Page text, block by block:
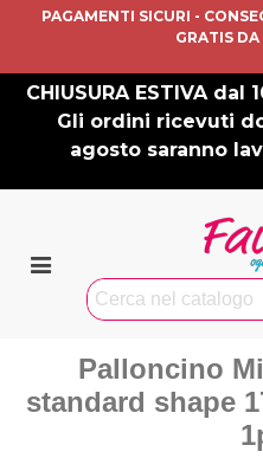
PAGAMENTI SICURI -
GRATIS
CHIUSURA ESTIVA
Gli ordini ricevuti
agosto saranno
Palloncino
standard shape